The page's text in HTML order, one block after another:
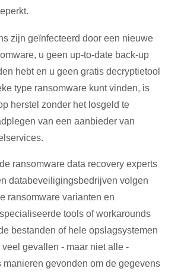
zijn geïnfecteerd door een nieuwe
u geen up-to-date back-up
hebt en u geen gratis decryptietool
type ransomware kunt vinden, is
herstel zonder het losgeld te
van een aanbieder van
ransomware data recovery experts
databeveiligingsbedrijven volgen
ransomware varianten en
tools of workarounds
bestanden of hele opslagsystemen
gevallen - maar niet alle -
manieren gevonden om de gegevens